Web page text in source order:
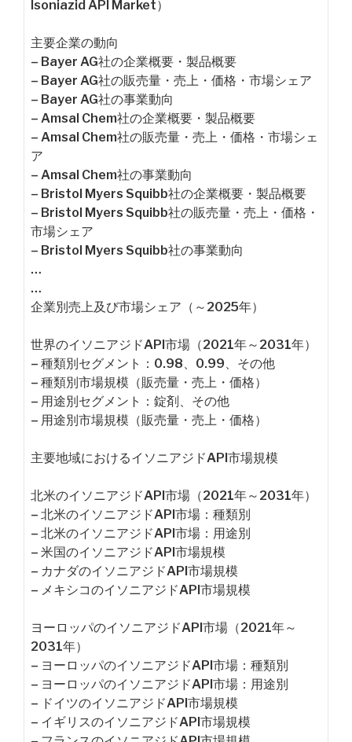
Isoniazid API Market）
主要企業の動向
– Bayer AG社の企業概要・製品概要
– Bayer AG社の販売量・売上・価格・市場シェア
– Bayer AG社の事業動向
– Amsal Chem社の企業概要・製品概要
– Amsal Chem社の販売量・売上・価格・市場シェ
ア
– Amsal Chem社の事業動向
– Bristol Myers Squibb社の企業概要・製品概要
– Bristol Myers Squibb社の販売量・売上・価格・
市場シェア
– Bristol Myers Squibb社の事業動向
…
…
企業別売上及び市場シェア（～2025年）
世界のイソニアジドAPI市場（2021年～2031年）
– 種類別セグメント：0.98、0.99、その他
– 種類別市場規模（販売量・売上・価格）
– 用途別セグメント：錠剤、その他
– 用途別市場規模（販売量・売上・価格）
主要地域におけるイソニアジドAPI市場規模
北米のイソニアジドAPI市場（2021年～2031年）
– 北米のイソニアジドAPI市場：種類別
– 北米のイソニアジドAPI市場：用途別
– 米国のイソニアジドAPI市場規模
– カナダのイソニアジドAPI市場規模
– メキシコのイソニアジドAPI市場規模
ヨーロッパのイソニアジドAPI市場（2021年～
2031年）
– ヨーロッパのイソニアジドAPI市場：種類別
– ヨーロッパのイソニアジドAPI市場：用途別
– ドイツのイソニアジドAPI市場規模
– イギリスのイソニアジドAPI市場規模